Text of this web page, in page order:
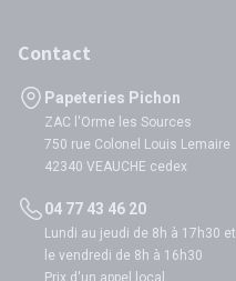
Contact
Papeteries Pichon
ZAC l'Orme les Sources
750 rue Colonel Louis Lemaire
42340 VEAUCHE cedex
04 77 43 46 20
Lundi au jeudi de 8h à 17h30 et
le vendredi de 8h à 16h30
Prix d'un appel local